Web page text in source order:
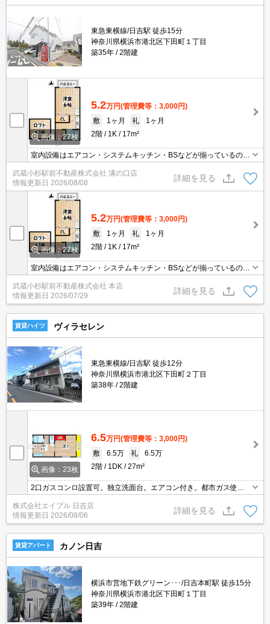
東急東横線/日吉駅 徒歩15分
神奈川県横浜市港北区下田町１丁目
築35年
2階建
画像：27枚
5.2万円(管理費等：3,000円)
敷
1ヶ月 礼
1ヶ月
2階
1K 17m²
室内設備はエアコン・システムキッチン・BSなどが揃っているの
置き場・バイク置場など様々な設備やサービスが揃っているので便
利です。収納はクロゼット・シューズボックスなど豊富なので、衣
類や履き物の整理がしやすく便利です。こちらのアパートは閑静な
住宅地にあります。
武蔵小杉駅前不動産株式会社 溝の口店
情報更新日 2026/08/08
詳細を見る
画像：27枚
5.2万円(管理費等：3,000円)
敷
1ヶ月 礼
1ヶ月
2階
1K 17m²
室内設備はエアコン・システムキッチン・BSなどが揃っているの
置き場・バイク置場など様々な設備やサービスが揃っているので便
利です。収納はクロゼット・シューズボックスなど豊富なので、衣
類や履き物の整理がしやすく便利です。こちらのアパートは閑静な
武蔵小杉駅前不動産株式会社 本店
情報更新日 2026/07/29
詳細を見る
賃貸ハイツ ヴィラセレン
東急東横線/日吉駅 徒歩12分
神奈川県横浜市港北区下田町２丁目
築38年
2階建
画像：23枚
6.5万円(管理費等：3,000円)
敷
6.5万 礼
6.5万
2階
1DK 27m²
2口ガスコンロ設置可。独立洗面台。エアコン付き。都市ガス使
引越指定業者あり。2面採光。南向き。2026年7月和室を洋室へリフ
ォーム済。
株式会社エイブル 日吉店
情報更新日 2026/08/06
詳細を見る
賃貸アパート カノン日吉
横浜市営地下鉄グリーン･･･/日吉本町駅 徒歩15分
神奈川県横浜市港北区下田町１丁目
築39年
2階建